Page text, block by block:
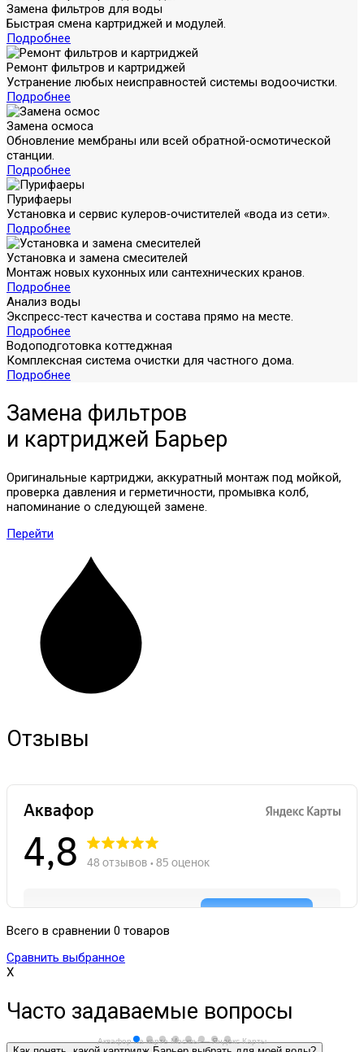
Замена фильтров для воды
Быстрая смена картриджей и модулей.
Подробнее
Ремонт фильтров и картриджей
Устранение любых неисправностей системы водоочистки.
Подробнее
Замена осмоса
Обновление мембраны или всей обратной‑осмотической
станции.
Подробнее
Пурифаеры
Установка и сервис кулеров‑очистителей «вода из сети».
Подробнее
Установка и замена смесителей
Монтаж новых кухонных или сантехнических кранов.
Подробнее
Анализ воды
Экспресс‑тест качества и состава прямо на месте.
Подробнее
Водоподготовка коттеджная
Комплексная система очистки для частного дома.
Подробнее
Замена фильтров
и картриджей Барьер
Оригинальные картриджи, аккуратный монтаж под мойкой,
проверка давления и герметичности, промывка колб,
напоминание о следующей замене.
Перейти
Отзывы
Аквафор на карте Москвы — Яндекс Карты
Всего в сравнении 0 товаров
Сравнить выбранное
X
Часто задаваемые вопросы